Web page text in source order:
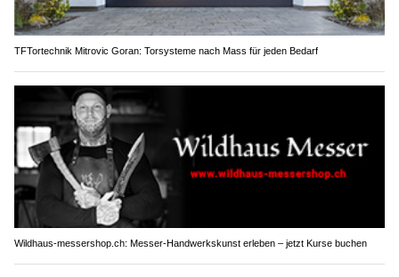
TFTortechnik Mitrovic Goran: Torsysteme nach Mass für jeden Bedarf
Wildhaus-messershop.ch: Messer-Handwerkskunst erleben – jetzt Kurse buchen